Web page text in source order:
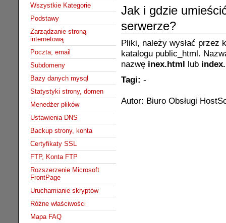
Wszystkie Kategorie
Podstawy
Zarządzanie stroną
internetową
Poczta, email
Subdomeny
Bazy danych mysql
Statystyki strony, domen
Menedżer plików
Ustawienia DNS
Backup strony, konta
Certyfikaty SSL
FTP, Konta FTP
Rozszerzenie Microsoft
FrontPage
Uruchamianie skryptów
Różne właściwości
Mapa FAQ
Jak i gdzie
serwerze?
Pliki, należy wysłać przez
katalogu public_html.
nazwę inex.html lub
Tagi: -
Autor: Biuro Obsługi